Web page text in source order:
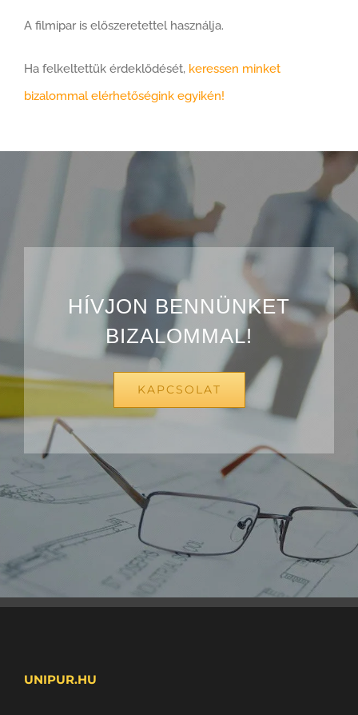
A filmipar is előszeretettel használja.
Ha felkeltettük érdeklődését, keressen minket
bizalommal elérhetőségink egyikén!
HÍVJON BENNÜNKET
BIZALOMMAL!
KAPCSOLAT
UNIPUR.HU